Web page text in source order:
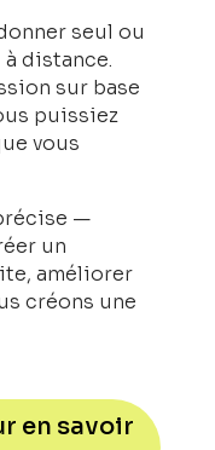
seul ou
distance.
sur base
puissiez
vous
—
un
améliorer
créons une
en savoir